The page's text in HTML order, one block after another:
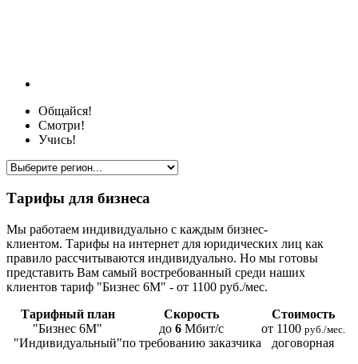
Общайся!
Смотри!
Учись!
Тарифы для бизнеса
Мы работаем индивидуально с каждым бизнес-
клиентом. Тарифы на интернет для юридических лиц как
правило рассчитываются индивидуально. Но мы готовы
представить Вам самый востребованный среди наших
клиентов тариф "Бизнес 6М" - от 1100 руб./мес.
Тарифный план
Скорость
Стоимость
"Бизнес 6М"
до 6 Мбит/с от 1100 руб./мес.
"Индивидуальный"по требованию заказчика договорная